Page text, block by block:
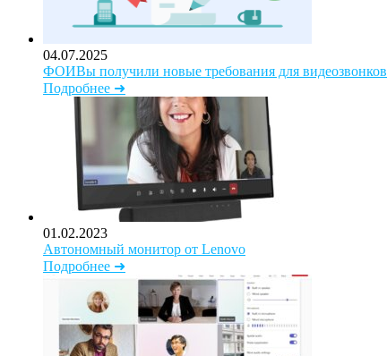
04.07.2025
ФОИВы получили новые требования для видеозвонков
Подробнее ➜
01.02.2023
Автономный монитор от Lenovo
Подробнее ➜